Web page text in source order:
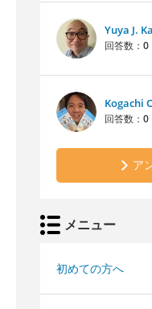
Yuya J.
回答数： 0
Kogachi
回答数： 0
ア
メニュー
初めての方へ